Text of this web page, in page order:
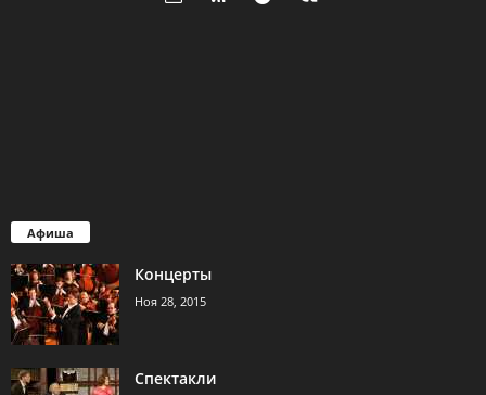
Афиша
Концерты
Ноя 28, 2015
Спектакли